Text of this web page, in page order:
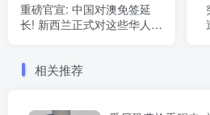
重磅官宣: 中国对澳免签延
长! 新西兰正式对这些华人免
相关推荐